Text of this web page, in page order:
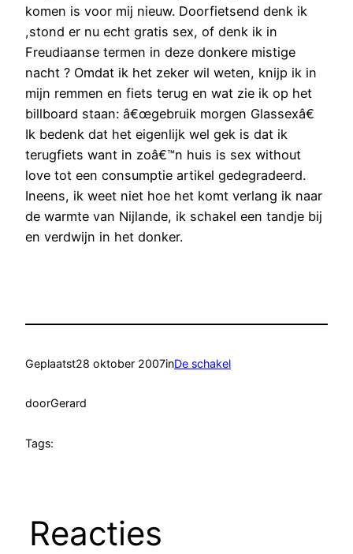
komen is voor mij nieuw. Doorfietsend denk ik
,stond er nu echt gratis sex, of denk ik in
Freudiaanse termen in deze donkere mistige
nacht ? Omdat ik het zeker wil weten, knijp ik in
mijn remmen en fiets terug en wat zie ik op het
billboard staan: â€œgebruik morgen Glassexâ€
Ik bedenk dat het eigenlijk wel gek is dat ik
terugfiets want in zoâ€™n huis is sex without
love tot een consumptie artikel gedegradeerd.
Ineens, ik weet niet hoe het komt verlang ik naar
de warmte van Nijlande, ik schakel een tandje bij
en verdwijn in het donker.
Geplaatst28 oktober 2007inDe schakel
doorGerard
Tags:
Reacties